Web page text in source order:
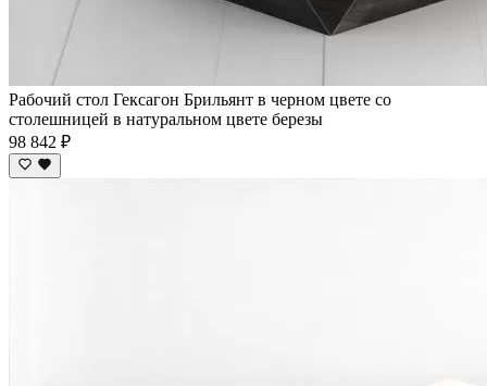
Рабочий стол Гексагон Брильянт в черном цвете со
столешницей в натуральном цвете березы
98 842 ₽